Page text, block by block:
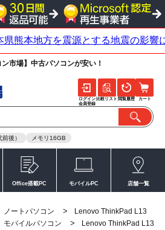
市場】中古パソコンが安い！
後） メモリ16GB
ログイン
会員登録
比較リスト 閲覧履歴 カート
Office搭載PC モバイルPC 店舗一覧
ノートパソコン >
Lenovo ThinkPad L13
モバイルパソコン >
Lenovo ThinkPad L13